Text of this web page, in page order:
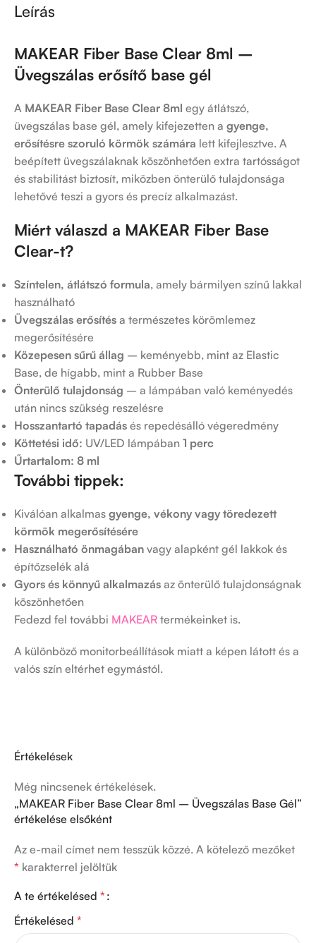
Leírás
MAKEAR Fiber Base Clear 8ml –
Üvegszálas erősítő base gél
A MAKEAR Fiber Base Clear 8ml egy átlátszó,
üvegszálas base gél, amely kifejezetten a gyenge,
erősítésre szoruló körmök számára lett kifejlesztve. A
beépített üvegszálaknak köszönhetően extra tartósságot
és stabilitást biztosít, miközben önterülő tulajdonsága
lehetővé teszi a gyors és precíz alkalmazást.
Miért válaszd a MAKEAR Fiber Base
Clear-t?
Színtelen, átlátszó formula, amely bármilyen színű lakkal
használható
Üvegszálas erősítés a természetes körömlemez
megerősítésére
Közepesen sűrű állag – keményebb, mint az Elastic
Base, de hígabb, mint a Rubber Base
Önterülő tulajdonság – a lámpában való keményedés
után nincs szükség reszelésre
Hosszantartó tapadás és repedésálló végeredmény
Köttetési idő: UV/LED lámpában 1 perc
Űrtartalom: 8 ml
További tippek:
Kiválóan alkalmas gyenge, vékony vagy töredezett
körmök megerősítésére
Használható önmagában vagy alapként gél lakkok és
építőzselék alá
Gyors és könnyű alkalmazás az önterülő tulajdonságnak
köszönhetően
Fedezd fel további MAKEAR termékeinket is.
A különböző monitorbeállítások miatt a képen látott és a
valós szín eltérhet egymástól.
Értékelések
Még nincsenek értékelések.
„MAKEAR Fiber Base Clear 8ml – Üvegszálas Base Gél”
értékelése elsőként
Az e-mail címet nem tesszük közzé. A kötelező mezőket
* karakterrel jelöltük
A te értékelésed *
Értékelésed *